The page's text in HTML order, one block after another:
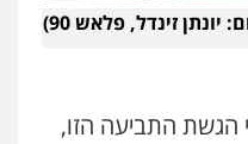
זינדל, פלאש 90)
הגשת התביעה הזו,